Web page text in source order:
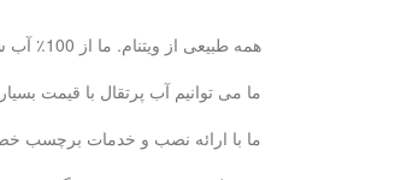
همه طبیعی از ویتنام. ما از 100٪ آب شیرین پردازش آب میوه آب پس از آن برای سلامت شما خوب و طبیعی تر از.
ما می توانیم آب پرتقال با قیمت
ما با ارائه نصب و خدمات برچسب